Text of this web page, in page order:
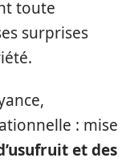
toute
surprises
: mise
et des